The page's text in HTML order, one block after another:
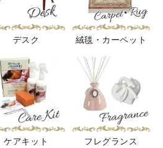
デスク 絨毯・カーペット
ケアキット フレグランス